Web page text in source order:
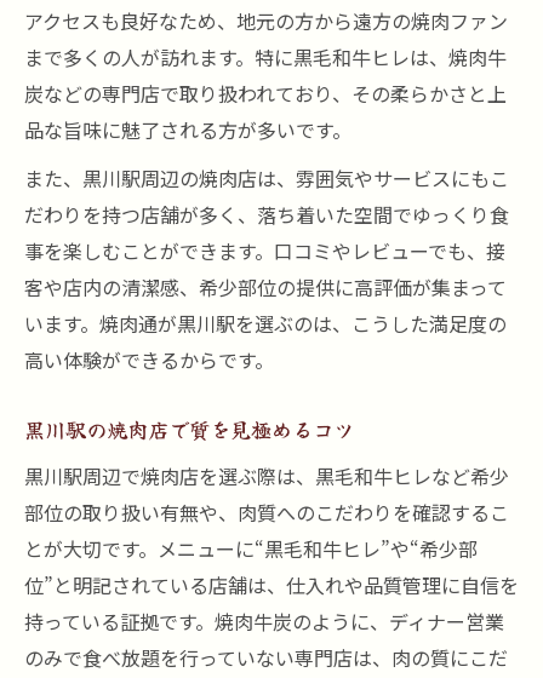
アクセスも良好なため、地元の方から遠方の焼肉ファン
まで多くの人が訪れます。特に黒毛和牛ヒレは、焼肉牛
炭などの専門店で取り扱われており、その柔らかさと上
品な旨味に魅了される方が多いです。
また、黒川駅周辺の焼肉店は、雰囲気やサービスにもこ
だわりを持つ店舗が多く、落ち着いた空間でゆっくり食
事を楽しむことができます。口コミやレビューでも、接
客や店内の清潔感、希少部位の提供に高評価が集まって
います。焼肉通が黒川駅を選ぶのは、こうした満足度の
高い体験ができるからです。
黒川駅の焼肉店で質を見極めるコツ
黒川駅周辺で焼肉店を選ぶ際は、黒毛和牛ヒレなど希少
部位の取り扱い有無や、肉質へのこだわりを確認するこ
とが大切です。メニューに“黒毛和牛ヒレ”や“希少部
位”と明記されている店舗は、仕入れや品質管理に自信を
持っている証拠です。焼肉牛炭のように、ディナー営業
のみで食べ放題を行っていない専門店は、肉の質にこだ